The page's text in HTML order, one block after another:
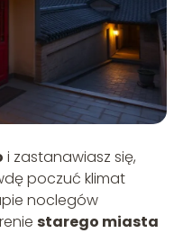
i zastanawiasz się,
poczuć klimat
noclegów
starego miasta